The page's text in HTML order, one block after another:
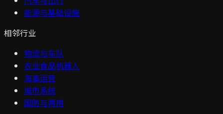
能源与基础设施
相邻行业
物流与车队
农业食品机器人
海事运营
城市系统
国防与两用